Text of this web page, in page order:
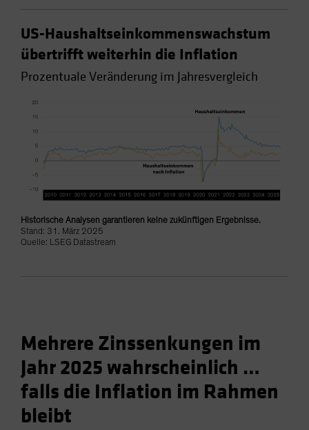
US-Haushaltseinkommenswachstum
übertrifft weiterhin die Inflation
Prozentuale Veränderung im Jahresvergleich
Historische Analysen garantieren keine zukünftigen Ergebnisse.
Stand: 31. März 2025
Quelle: LSEG Datastream
Mehrere Zinssenkungen im
Jahr 2025 wahrscheinlich …
falls die Inflation im Rahmen
bleibt